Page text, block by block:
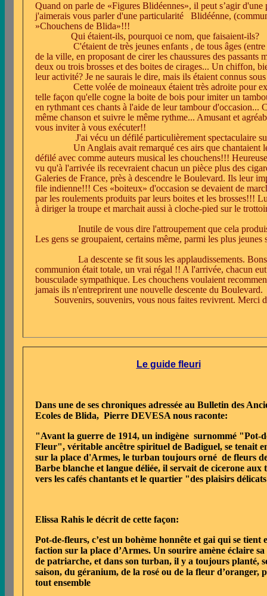
Quand on parle de «Figures Blidéennes», il peut s’agir
j'aimerais vous parler d'une particularité
Blidéénne,
»Chouchens de Blida»!!!
Qui étaient-ils, pourquoi ce nom, que faisaient-ils?
C'étaient de très jeunes enfants , de tous âges
de la ville, en proposant de cirer les chaussures des
deux ou trois brosses et des boites de cirages... Un chiffon,
leur activité? Je ne saurais le dire, mais ils étaient connus
Cette volée de moineaux étaient très adroite pour
telle façon qu'elle cogne la boite de bois pour imiter un
en rythmant ces chants à l'aide de leur tambour d'occasion...
même chanson et suivre le même rythme... Amusant et
vous inviter à vous exécuter!!
J'ai vécu un défilé particulièrement spectaculaire
Un Anglais avait remarqué ces airs que chantaient
défilé avec comme auteurs musical les chouchens!!!
vu qu'à l'arrivée ils recevraient chacun un pièce plus des
Galeries de France, près à descendre le Boulevard. Ils leur
file indienne!!! Ces «boiteux» d'occasion se devaient de
par les roulements produits par leurs boites et les brosses!!!
à diriger la troupe et marchait aussi à cloche-pied sur le
Inutile de vous dire l'attroupement que cela
Les gens se groupaient, certains même, parmi les plus
La descente se fit sous les applaudissements.
communion était totale, un vrai régal !! A l'arrivée, chacun
bousculade sympathique. Les chouchens voulaient
jamais ils n'entreprirent une nouvelle descente du Boulevard.
Souvenirs, souvenirs, vous nous faites revivrent. Merci
Le guide fleuri
Dans une de ses chroniques adressée au Bulletin des
Ecoles de Blida, Pierre DEVESA nous raconte:
"Avant la guerre de 1914, un indigène surnommé "Pot-
Fleur", véritable ancêtre spirituel de Badiguel, se tenait
sur la place d'Armes, le turban toujours orné de fleurs
Barbe blanche et langue déliée, il servait de cicerone aux
vers les cafés chantants et le quartier "des plaisirs
Elissa Rahis le décrit de cette façon:
Pot-de-fleurs, c’est un bohème honnête et gai qui se tient
faction sur la place d’Armes. Un sourire amène éclaire
de patriarche, et dans son turban, il y a toujours planté,
saison, du géranium, de la rosé ou de la fleur d’oranger,
tout ensemble